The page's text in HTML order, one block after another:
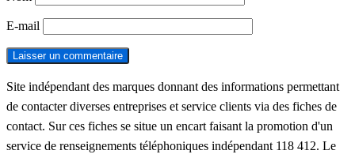
E-mail
Site indépendant des marques donnant des informations permettant
de contacter diverses entreprises et service clients via des fiches de
contact. Sur ces fiches se situe un encart faisant la promotion d'un
service de renseignements téléphoniques indépendant 118 412. Le